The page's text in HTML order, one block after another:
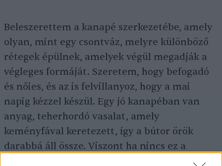
Beleszerettem a kanapé szerkezetébe, amely
olyan, mint egy csontváz, melyre különböző
rétegek épülnek, amelyek végül megadják a
végleges formáját. Szeretem, hogy befogadó
és nőies, és az is felvillanyoz, hogy a mai
napig kézzel készül. Egy jó kanapéban van
anyag, teherhordó vasalat, amely
keményfával keretezett, így a bútor örök
darabbá áll össze. Viszont ha nincs ez a